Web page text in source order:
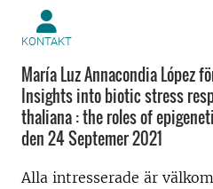
KONTAKT
María Luz Annacondia López
Insights into biotic stress
thaliana : the roles of
den 24 Septemer 2021
Alla intresserade är